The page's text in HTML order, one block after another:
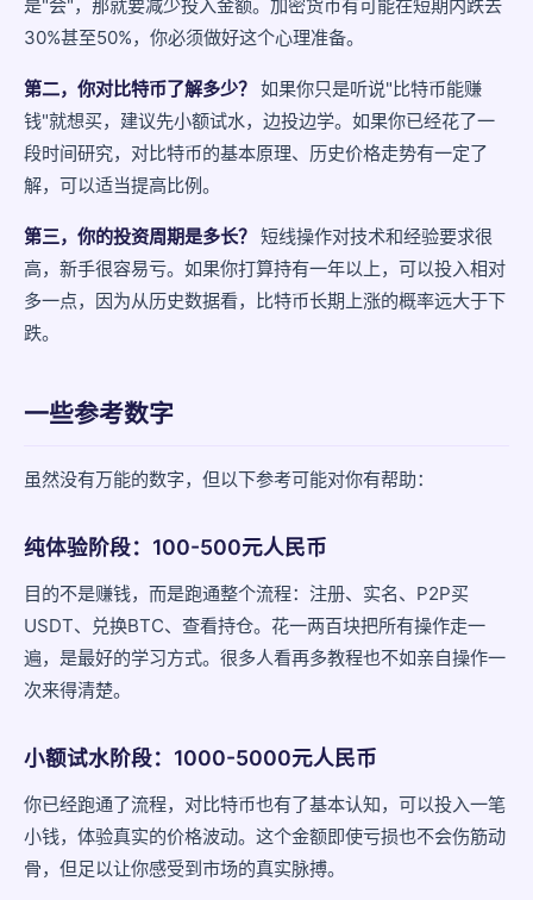
是"会"，那就要减少投入金额。加密货币有可能在短期内跌去
30%甚至50%，你必须做好这个心理准备。
第二，你对比特币了解多少？ 如果你只是听说"比特币能赚
钱"就想买，建议先小额试水，边投边学。如果你已经花了一
段时间研究，对比特币的基本原理、历史价格走势有一定了
解，可以适当提高比例。
第三，你的投资周期是多长？ 短线操作对技术和经验要求很
高，新手很容易亏。如果你打算持有一年以上，可以投入相对
多一点，因为从历史数据看，比特币长期上涨的概率远大于下
跌。
一些参考数字
虽然没有万能的数字，但以下参考可能对你有帮助：
纯体验阶段：100-500元人民币
目的不是赚钱，而是跑通整个流程：注册、实名、P2P买
USDT、兑换BTC、查看持仓。花一两百块把所有操作走一
遍，是最好的学习方式。很多人看再多教程也不如亲自操作一
次来得清楚。
小额试水阶段：1000-5000元人民币
你已经跑通了流程，对比特币也有了基本认知，可以投入一笔
小钱，体验真实的价格波动。这个金额即使亏损也不会伤筋动
骨，但足以让你感受到市场的真实脉搏。